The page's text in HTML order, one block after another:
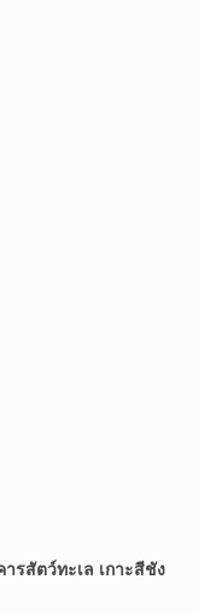
รสัตว์ทะเล เกาะสีชัง